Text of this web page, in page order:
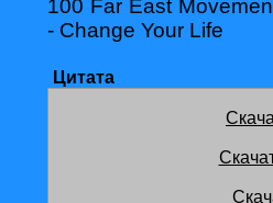
100 Far East
- Change Your Life
Цитата